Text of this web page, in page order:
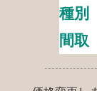
種別
間取